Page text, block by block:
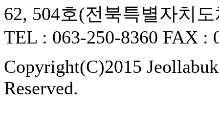
62, 504호(전북특별자치
TEL : 063-250-8360 FAX :
Copyright(C)2015
Reserved.